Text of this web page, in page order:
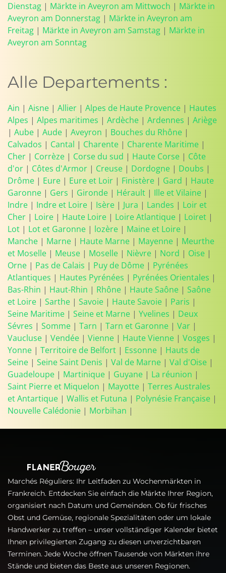
Dienstag | Märkte in Aveyron am Mittwoch | Märkte in
Aveyron am Donnerstag | Märkte in Aveyron am
Freitag | Märkte in Aveyron am Samstag | Märkte in
Aveyron am Sonntag
Alle Departements :
Ain | Aisne | Allier | Alpes de Haute Provence | Hautes
Alpes | Alpes maritimes | Ardèche | Ardennes | Ariège
| Aube | Aude | Aveyron | Bouches du Rhône |
Calvados | Cantal | Charente | Charente Maritime |
Cher | Corrèze | Corse du sud | Haute Corse | Côte
d'or | Côtes d'Armor | Creuse | Dordogne | Doubs |
Drôme | Eure | Eure et Loir | Finistère | Gard | Haute
Garonne | Gers | Gironde | Hérault | Ille et Vilaine |
Indre | Indre et Loire | Isère | Jura | Landes | Loir et
Cher | Loire | Haute Loire | Loire Atlantique | Loiret |
Lot | Lot et Garonne | lozère | Maine et Loire |
Manche | Marne | Haute Marne | Mayenne | Meurthe
et Moselle | Meuse | Moselle | Nièvre | Nord | Oise |
Orne | Pas de Calais | Puy de Dôme | Pyrénées
Atlantiques | Hautes Pyrénées | Pyrénées Orientales |
Bas-Rhin | Haut-Rhin | Rhône | Haute Saône | Saône
et Loire | Sarthe | Savoie | Haute Savoie | Paris |
Seine Maritime | Seine et Marne | Yvelines | Deux
Sévres | Somme | Tarn | Tarn et Garonne | Var |
Vaucluse | Vendée | Vienne | Haute Vienne | Vosges |
Yonne | Territoire de Belfort | Essonne | Hauts de
Seine | Seine Saint Denis | Val de Marne | Val d'Oise |
Guadeloupe | Martinique | Guyane | La réunion |
Saint Pierre et Miquelon | Mayotte | Terres Australes
et Antartique | Wallis et Futuna | Polynésie Française |
Nouvelle Calédonie | Morbihan |
Marchés Réguliers: Ihr Leitfaden zu Wochenmärkten in
Frankreich. Entdecken Sie einfach die Märkte Ihrer Region,
organisiert nach Datum und Gemeinden. Ob für frisches
Obst und Gemüse, regionale Spezialitäten oder um lokale
Handwerker zu treffen – unser vollständiger Kalender bietet
Ihnen privilegierten Zugang zu diesen unverzichtbaren
Terminen. Jede Woche öffnen Tausende von Märkten ihre
Stände und bieten das Beste aus unseren Regionen.